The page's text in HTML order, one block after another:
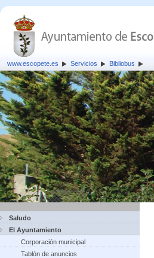
www.escopete.es Servicios Bibliobus
Saludo
El Ayuntamiento
Corporación municipal
Tablón de anuncios